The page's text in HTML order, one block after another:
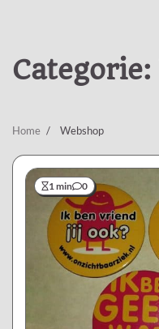
Categorie:
Home Webshop
1 min 0